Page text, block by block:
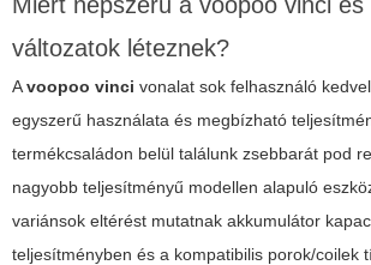
változatok léteznek?
Avoopoo vinci vonalat sok felhasználó
egyszerű használata és megbízható
termékcsaládon belül találunk zsebbarát pod
nagyobb teljesítményű modellen alapuló
variánsok eltérést mutatnak akkumulátor
teljesítményben és a kompatibilis porok/coilek